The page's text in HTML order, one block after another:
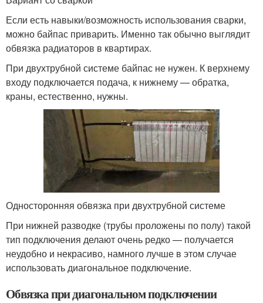
Если есть навыки/возможность использования сварки,
можно байпас приварить. Именно так обычно выглядит
обвязка радиаторов в квартирах.
При двухтрубной системе байпас не нужен. К верхнему
входу подключается подача, к нижнему — обратка,
краны, естественно, нужны.
Односторонняя обвязка при двухтрубной системе
При нижней разводке (трубы проложены по полу) такой
тип подключения делают очень редко — получается
неудобно и некрасиво, намного лучше в этом случае
использовать диагональное подключение.
Обвязка при диагональном подключении